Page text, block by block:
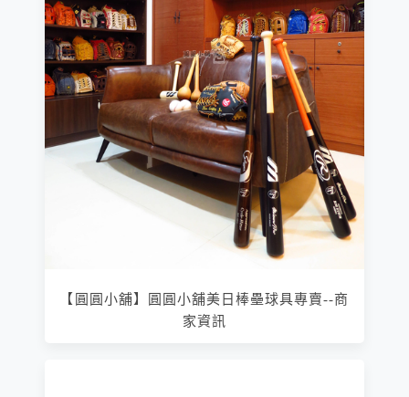
【圓圓小舖】圓圓小舖美日棒壘球具專賣--商
家資訊